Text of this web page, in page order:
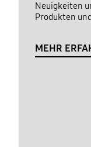
Neuigkeiten
Produkten
MEHR